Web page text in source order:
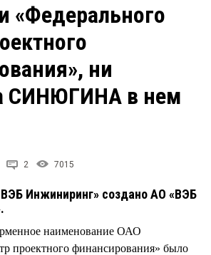
Рейтинги
Блоги
Архив
«Федерального
ни
СИНЮГИНА в нем
2 7015
Инжиниринг» создано АО «ВЭБ
наименование ОАО
проектного финансирования» было